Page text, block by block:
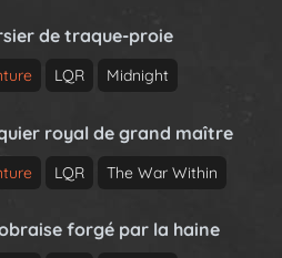
de traque-proie
LQR Midnight
royal de grand maître
LQR The War Within
forgé par la haine